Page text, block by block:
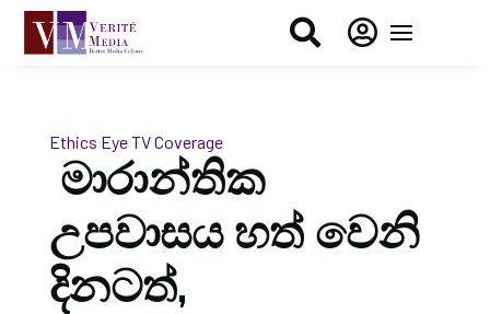
 
Ethics EyeTV Coverage
මාරාන්තික
උපවාසය හත් වෙනි
දිනටත්,